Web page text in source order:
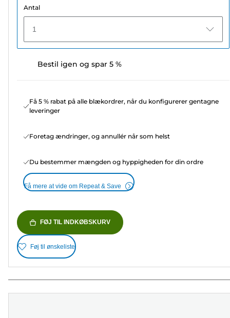
Antal
1
Bestil igen og spar 5 %
Få 5 % rabat på alle blækordrer, når du konfigurerer gentagne
leveringer
Foretag ændringer, og annullér når som helst
Du bestemmer mængden og hyppigheden for din ordre
Få mere at vide om Repeat & Save
FØJ TIL INDKØBSKURV
Føj til ønskeliste